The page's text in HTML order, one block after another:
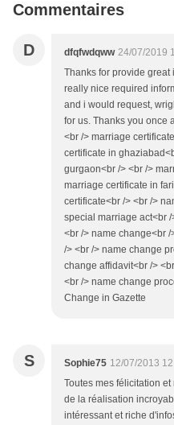
Commentaires
D dfqfwdqww 24/07/2019
Thanks for provide
really nice required
and i would request,
for us. Thanks you once
<br /> marriage
certificate in
gurgaon<br /> <br />
marriage certificate in
certificate<br /> <br />
special marriage act<br
<br /> name change<br
/> <br /> name change
change affidavit<br />
<br /> name change
Change in Gazette
S Sophie75 12/07/2013
Toutes mes félicitation
de la réalisation
intéressant et riche